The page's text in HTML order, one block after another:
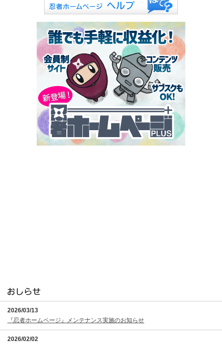
2026/03/13
『忍者ホームページ』メンテナンス実施のお知らせ
2026/02/02